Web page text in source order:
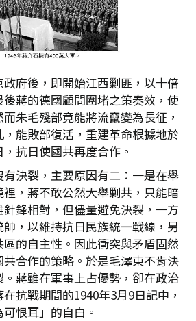
府後，即開始江西剿匪，以十倍
蔣的德國顧問圍堵之策奏效，使
朱毛殘部竟能將流竄變為長征，
能敗部復活，重建革命根據地於
抗日使國共再度合作。
決裂，主要原因有二：一是在舉
，蔣不敢公然大舉剿共，只能暗
鋒相對，但儘量避免決裂，一方
，以維持抗日民族統一戰線，另
的自主性。因此衝突與矛盾固然
合作的策略。於是毛澤東不肯決
蔣雖在軍事上占優勢，卻在政治
抗戰期間的1940年3月9日記中，
恨耳」的自白。